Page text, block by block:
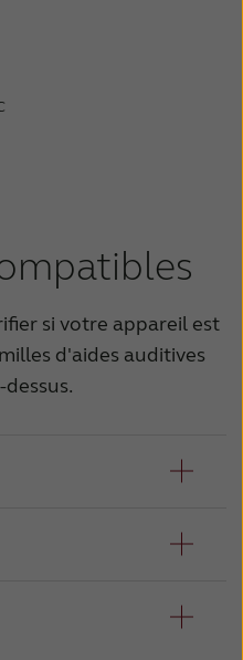
si votre appareil est
d'aides auditives
dessus.